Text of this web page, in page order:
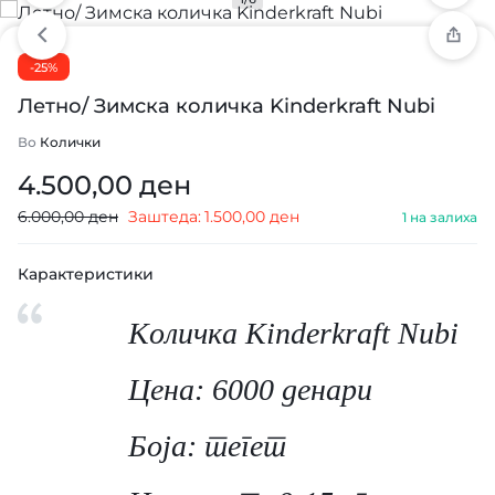
-25%
Летно/ Зимска количка Kinderkraft Nubi
Во Колички
4.500,00 ден
6.000,00ден Заштеда:1.500,00 ден 1 на залиха
Карактеристики
Количка Kinderkraft Nubi
Цена: 6000 денари
Боја: тегет